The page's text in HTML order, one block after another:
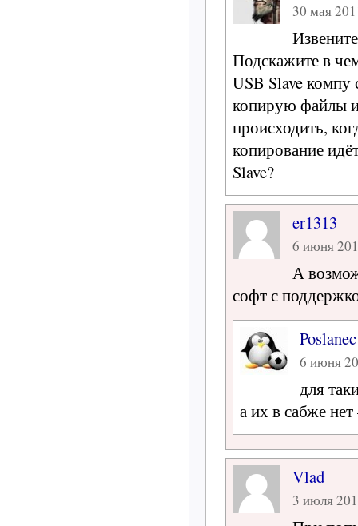
30 мая
Подскажите в
USB Slave компу
копирую файлы
происходить,
копирование
Slave?
er1313
6 июня
А
софт с
Poslanec
6 июня
для
а их в сабже
Vlad
3 июля